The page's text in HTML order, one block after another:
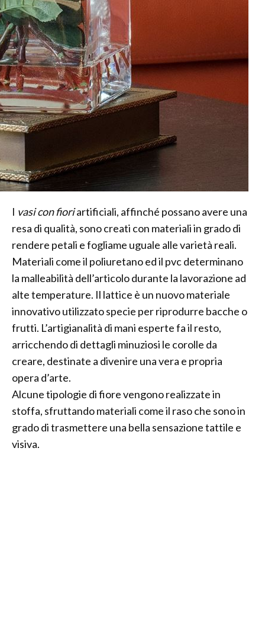
I vasi con fioriartificiali, affinché possano avere una
resa di qualità, sono creati con materiali in grado di
rendere petali e fogliame uguale alle varietà reali.
Materiali come il poliuretano ed il pvc determinano
la malleabilità dell’articolo durante la lavorazione ad
alte temperature. Il lattice è un nuovo materiale
innovativo utilizzato specie per riprodurre bacche o
frutti. L’artigianalità di mani esperte fa il resto,
arricchendo di dettagli minuziosi le corolle da
creare, destinate a divenire una vera e propria
opera d’arte.
Alcune tipologie di fiore vengono realizzate in
stoffa, sfruttando materiali come il raso che sono in
grado di trasmettere una bella sensazione tattile e
visiva.